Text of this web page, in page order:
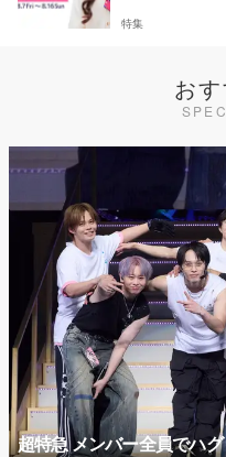
特集
お
超特急 メンバー全員でハグ